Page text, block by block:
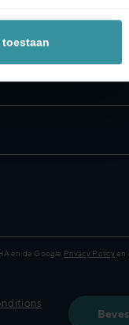
en de Google Privacy Policyen